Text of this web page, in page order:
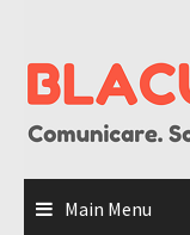
content
Main Menu